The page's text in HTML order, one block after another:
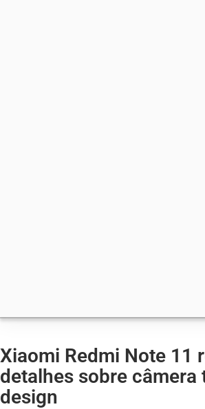
Xiaomi Redmi Note 11
detalhes sobre câmera
design